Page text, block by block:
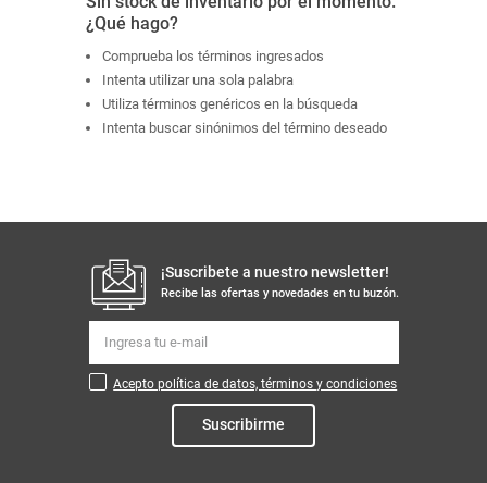
¿Qué hago?
Comprueba los términos ingresados
Intenta utilizar una sola palabra
Utiliza términos genéricos en la búsqueda
Intenta buscar sinónimos del término deseado
¡Suscribete a nuestro newsletter!
Recibe las ofertas y novedades en tu buzón.
Acepto política de datos, términos y condiciones
Suscribirme